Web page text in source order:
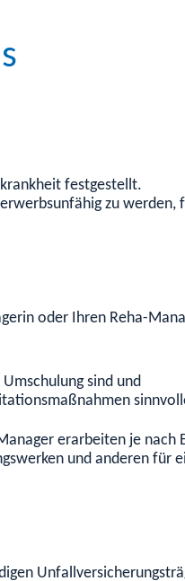
festgestellt.
zu
oder Ihren Reha-
sind und
erarbeiten je nach
und anderen für